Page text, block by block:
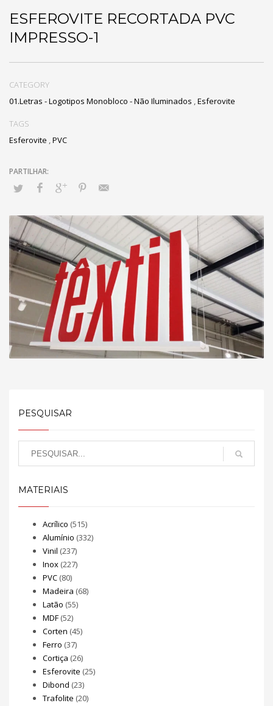
ESFEROVITE RECORTADA PVC
IMPRESSO-1
CATEGORY
01.Letras - Logotipos Monobloco - Não Iluminados ,Esferovite
TAGS
Esferovite ,PVC
PESQUISAR
MATERIAIS
Acrílico (515)
Alumínio (332)
Vinil (237)
Inox (227)
PVC (80)
Madeira (68)
Latão (55)
MDF (52)
Corten (45)
Ferro (37)
Cortiça (26)
Esferovite (25)
Dibond (23)
Trafolite (20)